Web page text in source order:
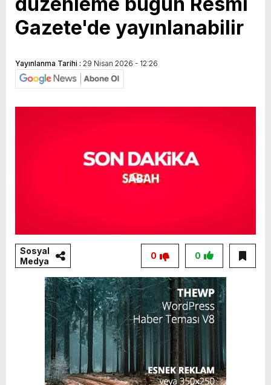
Gazete'de yayınlanabilir
Yayınlanma Tarihi : 29 Nisan 2026 - 12:26
Sosyal
Medya
0
0